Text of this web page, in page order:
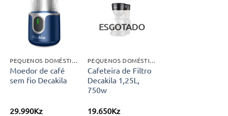
Adicionar
aos meus
PEQUENOS DOMÉSTICOS
Moedor de café
sem fio Decakila
29.990Kz
Adicionar
aos meus
desejos
ESGOTADO
PEQUENOS DOMÉSTICOS
Cafeteira de Filtro
Decakila 1,25L,
750w
19.650Kz